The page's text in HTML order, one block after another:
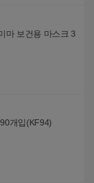
마 보건용 마스크 3
개입(KF94)